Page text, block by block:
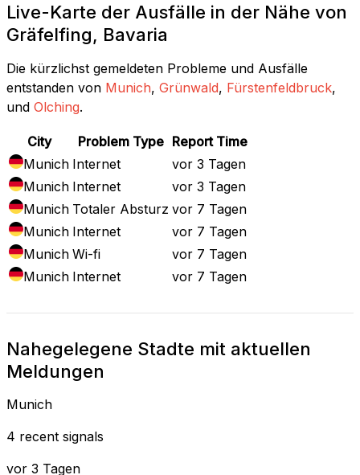
Live-Karte der Ausfälle in der Nähe von
Gräfelfing, Bavaria
Die kürzlichst gemeldeten Probleme und Ausfälle
entstanden von Munich, Grünwald, Fürstenfeldbruck,
und Olching.
City Problem Type Report Time
Munich Internet
vor 3 Tagen
Munich Internet
vor 3 Tagen
Munich Totaler Absturz vor 7 Tagen
Munich Internet
vor 7 Tagen
Munich Wi-fi
vor 7 Tagen
Munich Internet vor 7 Tagen
Nahegelegene Stadte mit aktuellen
Meldungen
Munich
4 recent signals
vor 3 Tagen